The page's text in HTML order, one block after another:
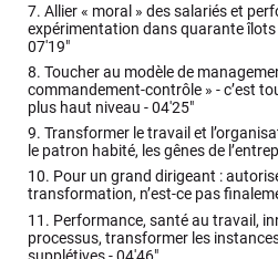
7. Allier « moral » des salariés et
expérimentation dans quarante
07'19"
8. Toucher au modèle de
commandement-contrôle » - c’est
plus haut niveau -04'25"
9. Transformer le travail et
le patron habité, les gênes de
10. Pour un grand dirigeant :
transformation, n’est-ce pas
11. Performance, santé au travail,
processus, transformer les